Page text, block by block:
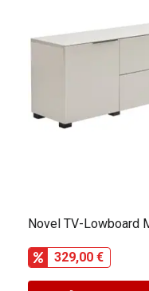
Novel TV-Lowboard
329,00 €